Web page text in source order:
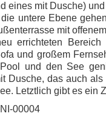
eines mit Dusche)
untere Ebene
mit
errichteten
und großem
und den See
Dusche, das auch
Letztlich gibt es ein
00004